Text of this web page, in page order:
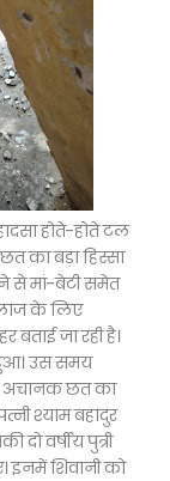
होते-होते टल
का बड़ा हिस्सा
से मां-बेटी समेत
के लिए
जा रही है।
उस समय
अचानक छत का
श्याम बहादुर
वर्षीय पुत्री
इनमें शिवानी को